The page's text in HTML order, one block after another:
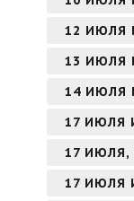
12 ИЮЛЯ
13 ИЮЛЯ
14 ИЮЛЯ
17 ИЮЛЯ
17 ИЮЛЯ,
17 ИЮЛЯ